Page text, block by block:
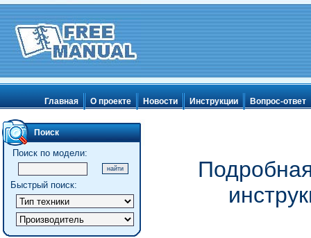
Главная О проекте Новости Инструкции Вопрос-ответ
Поиск
Поиск по модели:
Быстрый поиск: